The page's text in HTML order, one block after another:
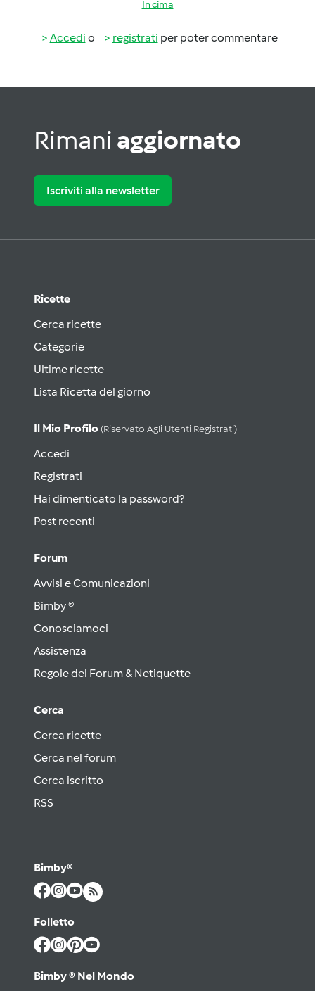
In cima
Accedi o registrati per poter commentare
Rimani aggiornato
Iscriviti alla newsletter
Ricette
Cerca ricette
Categorie
Ultime ricette
Lista Ricetta del giorno
Il Mio Profilo (riservato Agli Utenti Registrati)
Accedi
Registrati
Hai dimenticato la password?
Post recenti
Forum
Avvisi e Comunicazioni
Bimby ®
Conosciamoci
Assistenza
Regole del Forum & Netiquette
Cerca
Cerca ricette
Cerca nel forum
Cerca iscritto
RSS
Bimby®
Folletto
Bimby ® Nel Mondo